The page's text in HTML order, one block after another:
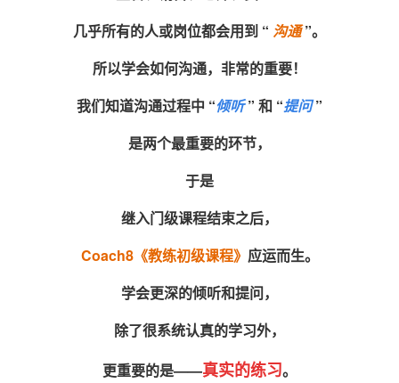
几乎所有的人或岗位都会用到 “ 沟通”。
所以学会如何沟通，非常的重要！
我们知道沟通过程中 “倾听” 和 “提问”
是两个最重要的环节，
于是
继入门级课程结束之后，
Coach8《教练初级课程》 应运而生。
学会更深的倾听和提问，
除了很系统认真的学习外，
更重要的是——真实的练习。